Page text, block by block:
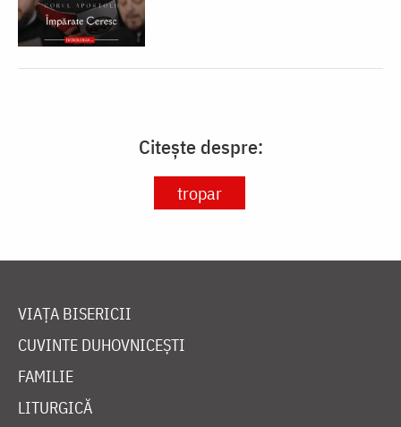
Citește despre:
tropar
VIAȚA BISERICII
CUVINTE DUHOVNICEȘTI
FAMILIE
LITURGICĂ